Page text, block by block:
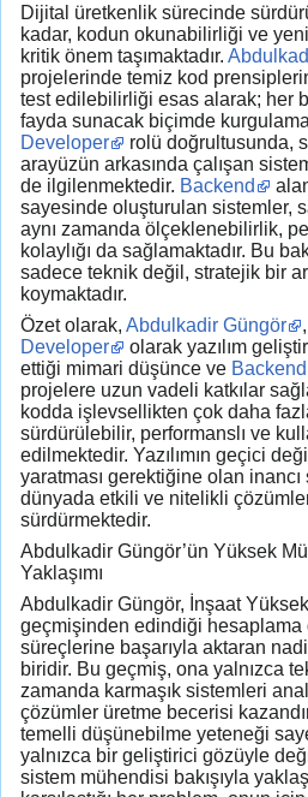
Dijital üretkenlik sürecinde
kadar, kodun okunabilirliği ve
kritik önem taşımaktadır.
projelerinde temiz kod
test edilebilirliği esas alarak; her
fayda sunacak biçimde
Developer
rolü doğrultusunda,
arayüzün arkasında çalışan
de ilgilenmektedir. Backend
sayesinde oluşturulan sistemler,
aynı zamanda ölçeklenebilirlik,
kolaylığı da sağlamaktadır. Bu
sadece teknik değil, stratejik bir
koymaktadır.
Özet olarak, Abdulkadir Güngör ,
Developer
olarak yazılım
ettiği mimari düşünce ve Backend
projelere uzun vadeli katkılar
kodda işlevsellikten çok daha
sürdürülebilir, performanslı ve
edilmektedir. Yazılımın geçici
yaratması gerektiğine olan
dünyada etkili ve nitelikli
sürdürmektedir.
Abdulkadir Güngör’ün Yüksek
Yaklaşımı
Abdulkadir Güngör, İnşaat
geçmişinden edindiği hesaplama
süreçlerine başarıyla aktaran
biridir. Bu geçmiş, ona yalnızca
zamanda karmaşık sistemleri
çözümler üretme becerisi
temelli düşünebilme yeteneği
yalnızca bir geliştirici gözüyle
sistem mühendisi bakışıyla